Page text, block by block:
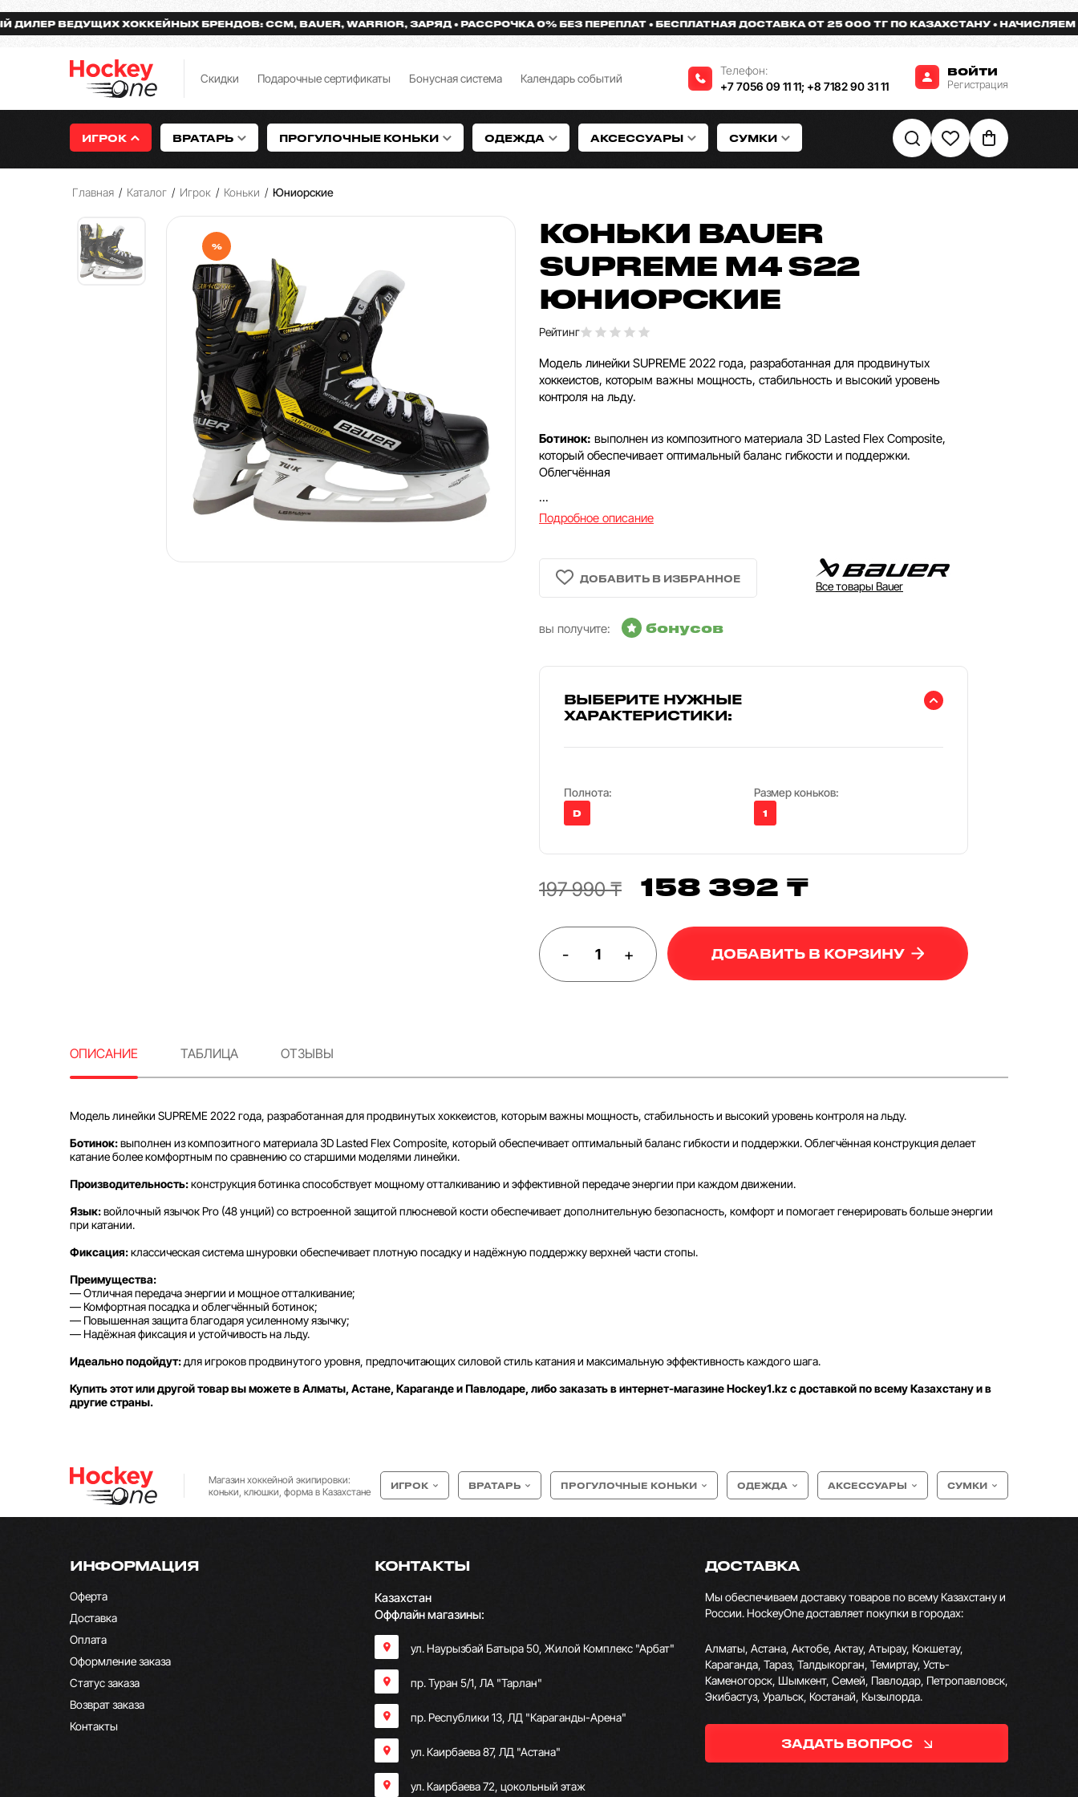
ВЕДУЩИХ ХОККЕЙНЫХ БРЕНДОВ: CCM, BAUER, WARRIOR, ЗАРЯД РАССРОЧКА 0% БЕЗ ПЕРЕПЛАТ БЕСПЛАТНАЯ ДОСТАВКА ОТ 25 000 ТГ ПО КАЗАХСТАНУ НАЧИСЛЯЕМ
Скидки Подарочные сертификаты Бонусная система Календарь событий
Телефон:
+7 7056 09 11 11; +8 7182 90 31 11
ВОЙТИ
Регистрация
ИГРОК ВРАТАРЬ ПРОГУЛОЧНЫЕ КОНЬКИ ОДЕЖДА АКСЕССУАРЫ СУМКИ
Главная / Каталог / Игрок / Коньки / Юниорские
%
КОНЬКИ BAUER
SUPREME M4 S22
ЮНИОРСКИЕ
Рейтинг
Модель линейки SUPREME 2022 года, разработанная для продвинутых
хоккеистов, которым важны мощность, стабильность и высокий уровень
контроля на льду.
Ботинок: выполнен из композитного материала 3D Lasted Flex Composite,
который обеспечивает оптимальный баланс гибкости и поддержки.
Облегчённая
...
Подробное описание
Все товары Bauer
вы получите: бонусов
ВЫБЕРИТЕ НУЖНЫЕ
ХАРАКТЕРИСТИКИ:
Полнота:
D
Размер коньков:
1
197 990 ₸ 158 392 ₸
- + ДОБАВИТЬ В КОРЗИНУ
ОПИСАНИЕ ТАБЛИЦА ОТЗЫВЫ
Модель линейки SUPREME 2022 года, разработанная для продвинутых хоккеистов, которым важны мощность, стабильность и высокий уровень контроля на льду.
Ботинок:выполнен из композитного материала 3D Lasted Flex Composite, который обеспечивает оптимальный баланс гибкости и поддержки. Облегчённая конструкция делает
катание более комфортным по сравнению со старшими моделями линейки.
Производительность:конструкция ботинка способствует мощному отталкиванию и эффективной передаче энергии при каждом движении.
Язык:войлочный язычок Pro (48 унций) со встроенной защитой плюсневой кости обеспечивает дополнительную безопасность, комфорт и помогает генерировать больше энергии
при катании.
Фиксация:классическая система шнуровки обеспечивает плотную посадку и надёжную поддержку верхней части стопы.
Преимущества:
— Отличная передача энергии и мощное отталкивание;
— Комфортная посадка и облегчённый ботинок;
— Повышенная защита благодаря усиленному язычку;
— Надёжная фиксация и устойчивость на льду.
Идеально подойдут:для игроков продвинутого уровня, предпочитающих силовой стиль катания и максимальную эффективность каждого шага.
Купить этот или другой товар вы можете в Алматы, Астане, Караганде и Павлодаре, либо заказать в интернет-магазине Hockey1.kz с доставкой по всему Казахстану и в
другие страны.
Магазин хоккейной экипировки:
коньки, клюшки, форма в Казахстане
ИГРОК ВРАТАРЬ ПРОГУЛОЧНЫЕ КОНЬКИ ОДЕЖДА АКСЕССУАРЫ СУМКИ
ИНФОРМАЦИЯ
Оферта
Доставка
Оплата
Оформление заказа
Статус заказа
Возврат заказа
Контакты
КОНТАКТЫ
Казахстан
Оффлайн магазины:
ул. Наурызбай Батыра 50, Жилой Комплекс "Арбат"
пр. Туран 5/1, ЛА "Тарлан"
пр. Республики 13, ​ЛД "Караганды-Арена"
ул. Каирбаева 87, ЛД "Астана"
ул. Каирбаева 72, цокольный этаж
ДОСТАВКА
Мы обеспечиваем доставку товаров по всему Казахстану и
России. HockeyOne доставляет покупки в городах:
Алматы, Астана, Актобе, Актау, Атырау, Кокшетау,
Караганда, Тараз, Талдыкорган, Темиртау, Усть-
Каменогорск, Шымкент, Семей, Павлодар, Петропавловск,
Экибастуз, Уральск, Костанай, Кызылорда.
ЗАДАТЬ ВОПРОС